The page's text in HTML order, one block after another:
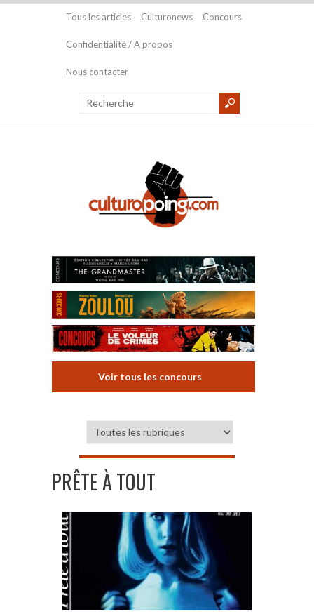
Tous les articles Culturonews Concours
Confidentialité / A propos
Nous contacter
Voir tous les concours
PRÊTE À TOUT